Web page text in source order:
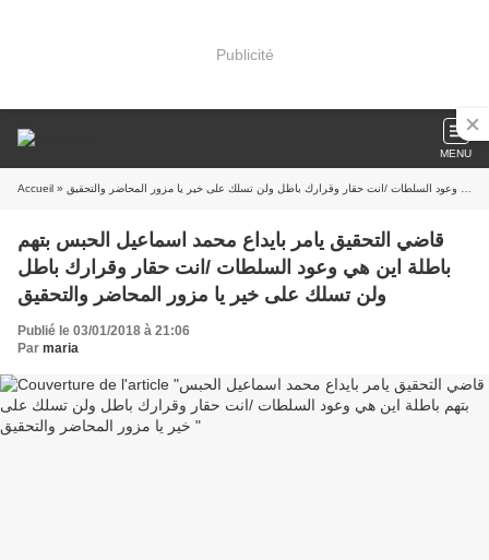
Publicité
MENU
Accueil » قاضي التحقيق يامر بايداع محمد اسماعيل الحبس بتهم باطلة اين هي وعود السلطات /انت حقار وقرارك باطل ولن تسلك على خير يا مزور المحاضر والتحقيق
قاضي التحقيق يامر بايداع محمد اسماعيل الحبس بتهم
باطلة اين هي وعود السلطات /انت حقار وقرارك باطل
ولن تسلك على خير يا مزور المحاضر والتحقيق
Publié le 03/01/2018 à 21:06
Par maria